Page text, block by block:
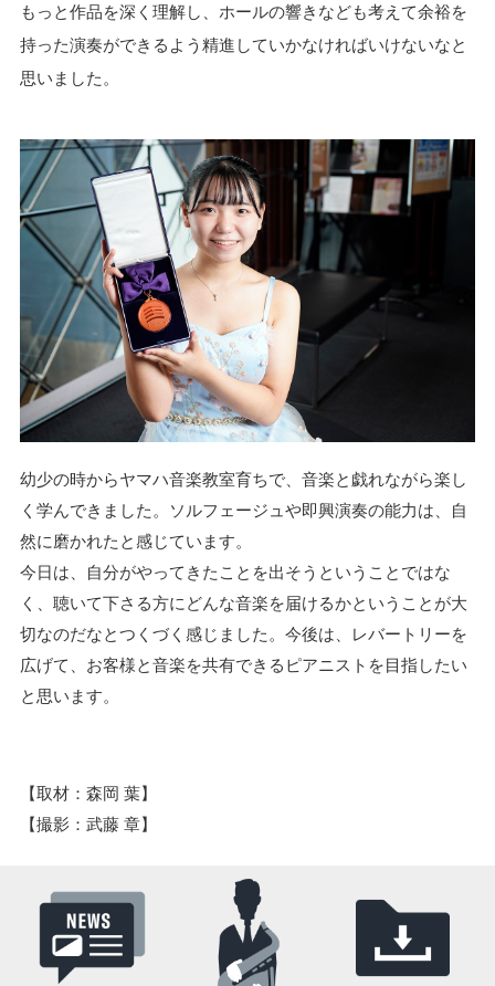
もっと作品を深く理解し、ホールの響きなども考えて余裕を
持った演奏ができるよう精進していかなければいけないなと
思いました。
幼少の時からヤマハ音楽教室育ちで、音楽と戯れながら楽し
く学んできました。ソルフェージュや即興演奏の能力は、自
然に磨かれたと感じています。
今日は、自分がやってきたことを出そうということではな
く、聴いて下さる方にどんな音楽を届けるかということが大
切なのだなとつくづく感じました。今後は、レバートリーを
広げて、お客様と音楽を共有できるピアニストを目指したい
と思います。
【取材：森岡 葉】
【撮影：武藤 章】